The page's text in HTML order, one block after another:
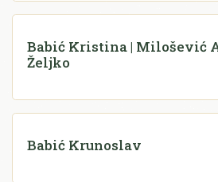
Babić Kristina | Milošević
Željko
Babić Krunoslav